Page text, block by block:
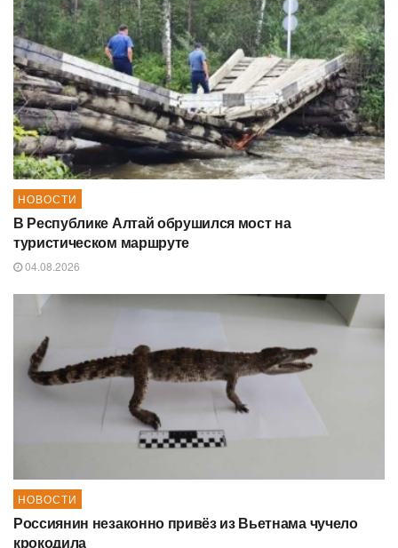
НОВОСТИ
В Республике Алтай обрушился мост на
туристическом маршруте
04.08.2026
НОВОСТИ
Россиянин незаконно привёз из Вьетнама чучело
крокодила